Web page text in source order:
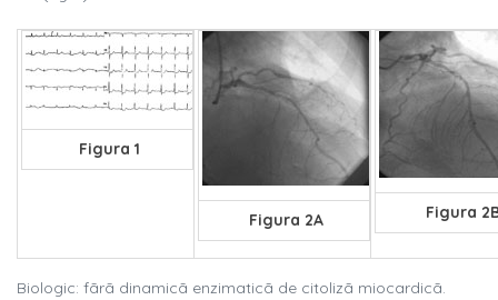
Figura 1
Figura 2A Figura
Biologic: fãrã dinamicã enzimaticã de citolizã miocardicã.